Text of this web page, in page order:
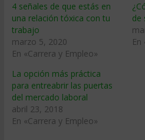
4 señales de que estás en
una relación tóxica con tu
trabajo
marzo 5, 2020
En «Carrera y Empleo»
de
En
La opción más práctica
para entreabrir las puertas
del mercado laboral
abril 23, 2018
En «Carrera y Empleo»